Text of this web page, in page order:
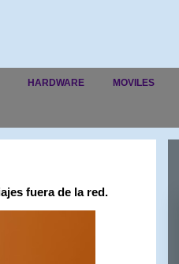
HARDWARE MOVILES
fuera de la red.